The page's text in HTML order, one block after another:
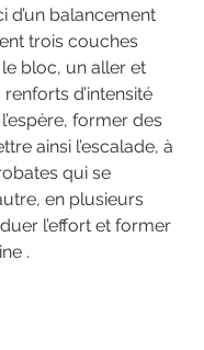
d’un balancement
trois couches
bloc, un aller et
d’intensité
former des
ainsi l’escalade, à
qui se
en plusieurs
l’effort et former
.